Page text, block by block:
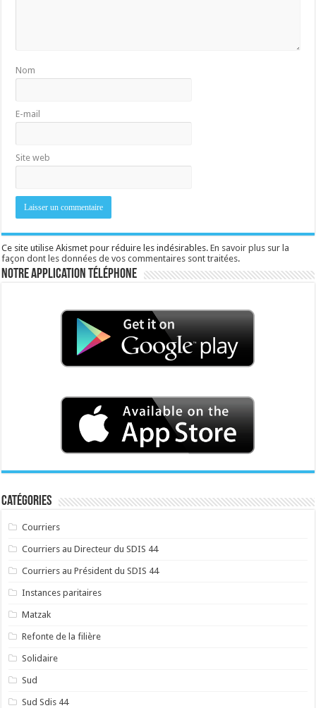
Nom
E-mail
Site web
Ce site utilise Akismet pour réduire les indésirables.En savoir plus sur la
façon dont les données de vos commentaires sont traitées.
Notre application téléphone
Catégories
Courriers
Courriers au Directeur du SDIS 44
Courriers au Président du SDIS 44
Instances paritaires
Matzak
Refonte de la filière
Solidaire
Sud
Sud Sdis 44